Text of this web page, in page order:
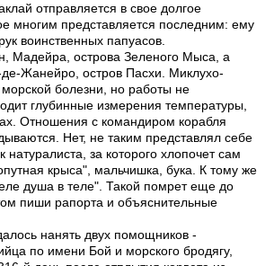
отправляется в свое долгое
многим представляется последним: ему
воинственных папуасов.
Мадейра, острова Зеленого Мыса, а
Жанейро, остров Пасхи. Миклухо-
болезни, но работы не
глубинные измерения температуры,
Отношения с командиром корабля
Нет, не таким представлял себе
натуралиста, за которого хлопочет сам
крыса", мальчишка, бука. К тому же
душа в теле". Такой помрет еще до
пиши рапорта и объяснительные
нанять двух помощников -
по имени Бой и морского бродягу,